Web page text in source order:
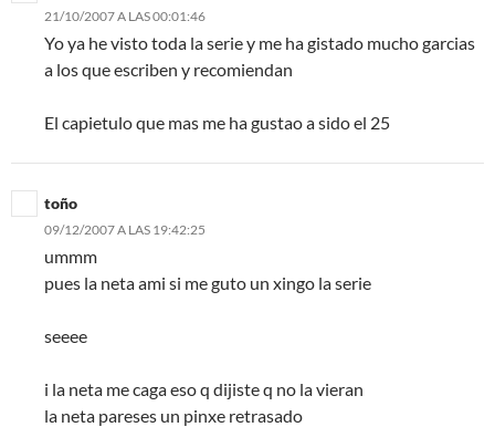
21/10/2007 A LAS 00:01:46
Yo ya he visto toda la serie y me ha gistado mucho garcias
a los que escriben y recomiendan
El capietulo que mas me ha gustao a sido el 25
toño
09/12/2007 A LAS 19:42:25
ummm
pues la neta ami si me guto un xingo la serie
seeee
i la neta me caga eso q dijiste q no la vieran
la neta pareses un pinxe retrasado